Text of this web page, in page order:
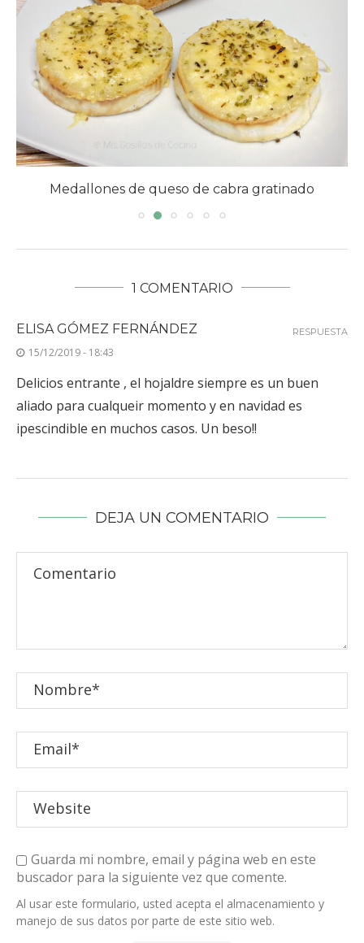
Medallones de queso de cabra gratinado
1 COMENTARIO
ELISA GÓMEZ FERNÁNDEZ
15/12/2019 - 18:43
Delicios entrante , el hojaldre siempre es un buen
aliado para cualqueir momento y en navidad es
ipescindible en muchos casos. Un beso!!
RESPUESTA
DEJA UN COMENTARIO
Guarda mi nombre, email y página web en este
buscador para la siguiente vez que comente.
Al usar este formulario, usted acepta el almacenamiento y
manejo de sus datos por parte de este sitio web.